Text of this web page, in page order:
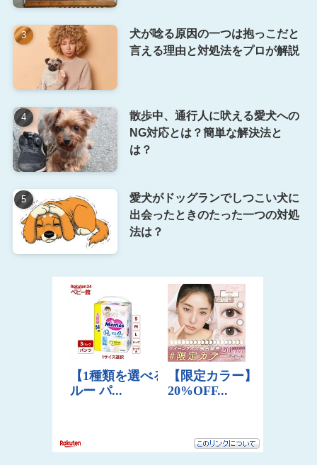
犬が唸る原因の一つは抱っこだと
言える理由と対処法をプロが解説
散歩中、通行人に吠える愛犬への
NG対応とは？簡単な解決法と
は？
愛犬がドッグランでしつこい犬に
出会ったときのたった一つの対処
法は？